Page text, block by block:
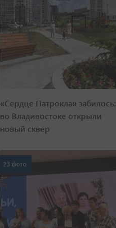
«Сердце Патрокла» забилось:
во Владивостоке открыли
новый сквер
23 фото